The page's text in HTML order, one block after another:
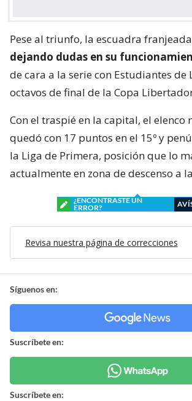
Pese al triunfo, la escuadra franjeada
dejando dudas en su
de cara a la serie con Estudiantes de
octavos de final de la Copa
Con el traspié en la capital, el elenco
quedó con 17 puntos en el 15º y
la Liga de Primera, posición que lo
actualmente en zona de descenso a
¿ENCONTRASTE UN
ERROR?
Revisa nuestra página de correcciones
Síguenos en:
Suscríbete en:
Suscríbete en: